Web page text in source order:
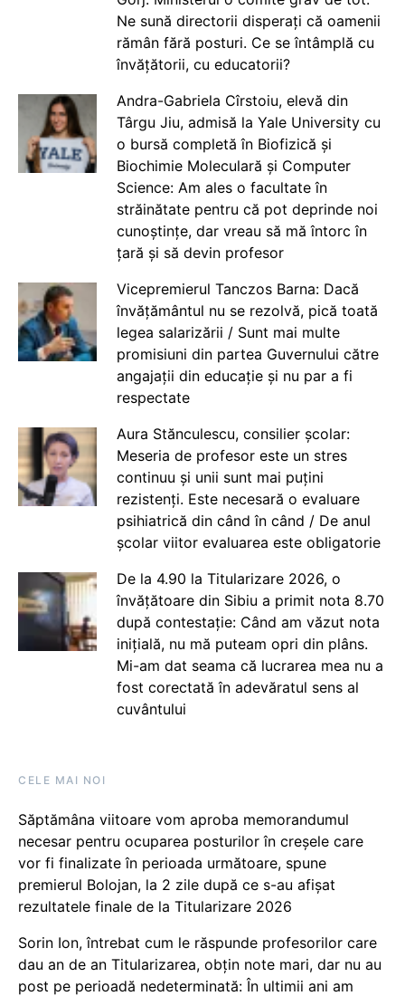
Ne sună directorii disperați că oamenii
rămân fără posturi. Ce se întâmplă cu
învățătorii, cu educatorii?
Andra-Gabriela Cîrstoiu, elevă din
Târgu Jiu, admisă la Yale University cu
o bursă completă în Biofizică și
Biochimie Moleculară și Computer
Science: Am ales o facultate în
străinătate pentru că pot deprinde noi
cunoștințe, dar vreau să mă întorc în
țară și să devin profesor
Vicepremierul Tanczos Barna: Dacă
învățământul nu se rezolvă, pică toată
legea salarizării / Sunt mai multe
promisiuni din partea Guvernului către
angajații din educație și nu par a fi
respectate
Aura Stănculescu, consilier școlar:
Meseria de profesor este un stres
continuu și unii sunt mai puțini
rezistenți. Este necesară o evaluare
psihiatrică din când în când / De anul
școlar viitor evaluarea este obligatorie
De la 4.90 la Titularizare 2026, o
învățătoare din Sibiu a primit nota 8.70
după contestație: Când am văzut nota
inițială, nu mă puteam opri din plâns.
Mi-am dat seama că lucrarea mea nu a
fost corectată în adevăratul sens al
cuvântului
CELE MAI NOI
Săptămâna viitoare vom aproba memorandumul
necesar pentru ocuparea posturilor în creșele care
vor fi finalizate în perioada următoare, spune
premierul Bolojan, la 2 zile după ce s-au afișat
rezultatele finale de la Titularizare 2026
Sorin Ion, întrebat cum le răspunde profesorilor care
dau an de an Titularizarea, obțin note mari, dar nu au
post pe perioadă nedeterminată: În ultimii ani am